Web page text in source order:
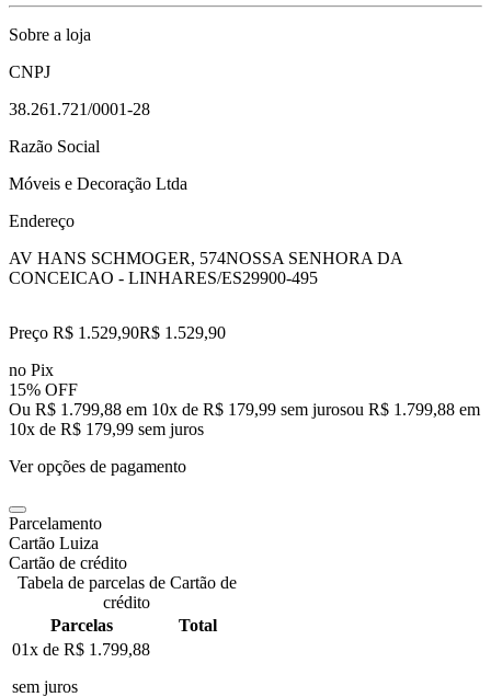
Sobre a loja
CNPJ
38.261.721/0001-28
Razão Social
Móveis e Decoração Ltda
Endereço
AV HANS SCHMOGER, 574NOSSA SENHORA DA
CONCEICAO - LINHARES/ES29900-495
Preço R$ 1.529,90R$ 1.529,90
no Pix
15% OFF
Ou R$ 1.799,88 em 10x de R$ 179,99 sem jurosou R$ 1.799,88 em
10x de R$ 179,99 sem juros
Ver opções de pagamento
Parcelamento
Cartão Luiza
Cartão de crédito
Tabela de parcelas de Cartão de
crédito
Parcelas
Total
01x de R$ 1.799,88
sem juros